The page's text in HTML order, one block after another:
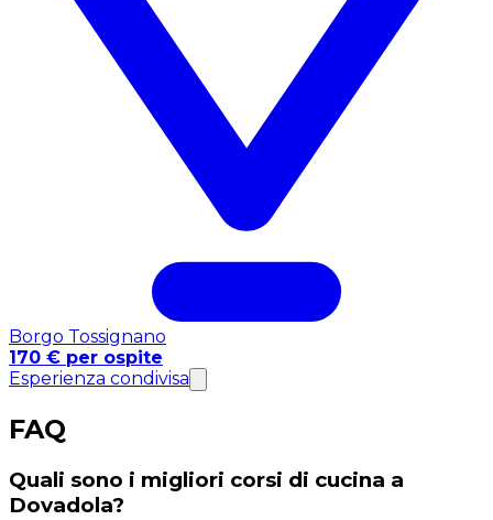
Borgo Tossignano
170 € per ospite
Esperienza condivisa
FAQ
Quali sono i migliori corsi di cucina a
Dovadola?